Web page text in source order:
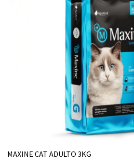
MAXINE CAT ADULTO 3KG